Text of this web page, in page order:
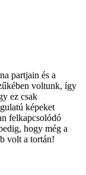
partjain és a
voltunk, így
ez csak
képeket
felkapcsolódó
hogy még a
volt a tortán!